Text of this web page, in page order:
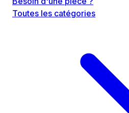
Toutes les catégories